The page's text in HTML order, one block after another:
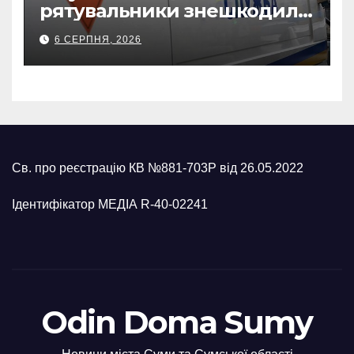
рятувальники знешкодили
500-кілограмову авіабомбу
росіян
6 СЕРПНЯ, 2026
Св. про реєстрацію КВ №881-703Р від 26.05.2022
Ідентифікатор МЕДІА R-40-02241
Odin Doma Sumy